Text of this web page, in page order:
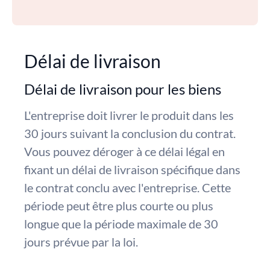
Délai de livraison
Délai de livraison pour les biens
L'entreprise doit livrer le produit dans les
30 jours suivant la conclusion du contrat.
Vous pouvez déroger à ce délai légal en
fixant un délai de livraison spécifique dans
le contrat conclu avec l'entreprise. Cette
période peut être plus courte ou plus
longue que la période maximale de 30
jours prévue par la loi.